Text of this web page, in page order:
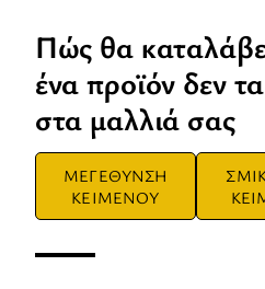
Πώς θα
ένα προϊόν δεν
στα μαλλιά σας
ΜΕΓΕΘΥΝΣΗ
ΚΕΙΜΕΝΟΥ